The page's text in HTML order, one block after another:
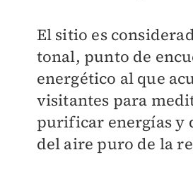
El sitio es
tonal, punto de
energético al que
visitantes para
purificar energías y
del aire puro de la